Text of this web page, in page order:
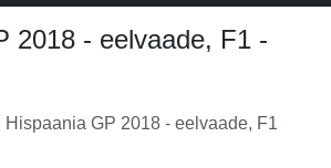
2018 - eelvaade, F1 -
Hispaania GP 2018 - eelvaade, F1